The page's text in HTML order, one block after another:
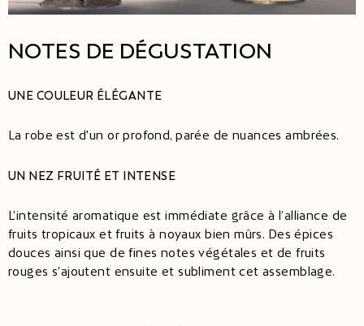
NOTES DE DÉGUSTATION
UNE COULEUR ÉLÉGANTE
La robe est d'un or profond, parée de nuances ambrées.
UN NEZ FRUITÉ ET INTENSE
L’intensité aromatique est immédiate grâce à l’alliance de
fruits tropicaux et fruits à noyaux bien mûrs. Des épices
douces ainsi que de fines notes végétales et de fruits
rouges s’ajoutent ensuite et subliment cet assemblage.